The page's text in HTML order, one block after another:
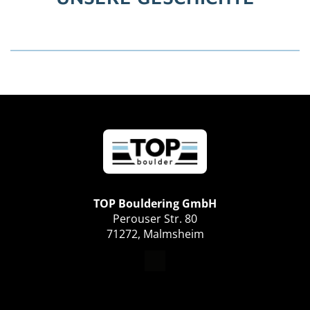
TOP Bouldering GmbH
Perouser Str. 80
71272, Malmsheim